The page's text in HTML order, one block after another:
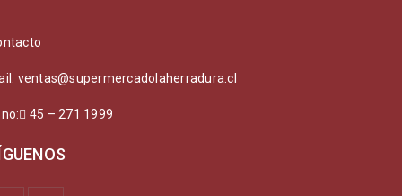
ventas@supermercadolaherradura.cl
45 – 271 1999